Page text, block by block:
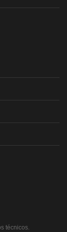
técnicos.